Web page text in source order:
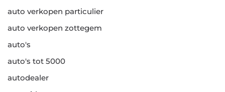
auto verkopen particulier
auto verkopen zottegem
auto's
auto's tot 5000
autodealer